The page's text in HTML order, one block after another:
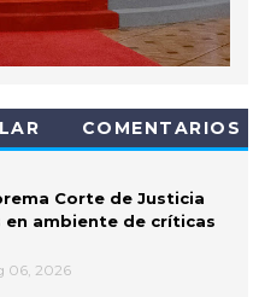
COMENTARIOS
Corte de Justicia
en ambiente de críticas
06, 2026